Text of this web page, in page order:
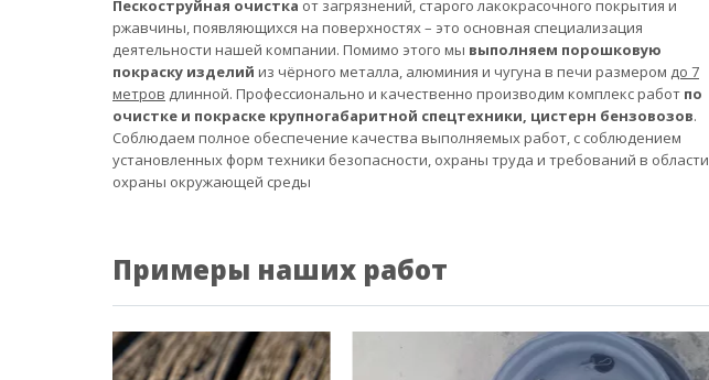
Пескоструйная очистка от загрязнений, старого лакокрасочного покрытия и
ржавчины, появляющихся на поверхностях – это основная специализация
деятельности нашей компании. Помимо этого мы выполняем порошковую
покраску изделий из чёрного металла, алюминия и чугуна в печи размером до 7
метров длинной. Профессионально и качественно производим комплекс работ по
очистке и покраске крупногабаритной спецтехники, цистерн бензовозов.
Соблюдаем полное обеспечение качества выполняемых работ, с соблюдением
установленных форм техники безопасности, охраны труда и требований в области
охраны окружающей среды
Примеры наших работ